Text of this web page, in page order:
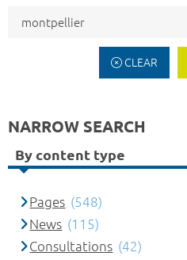
CLEAR
NARROW SEARCH
By content type
Pages (548)
News (115)
Consultations (42)